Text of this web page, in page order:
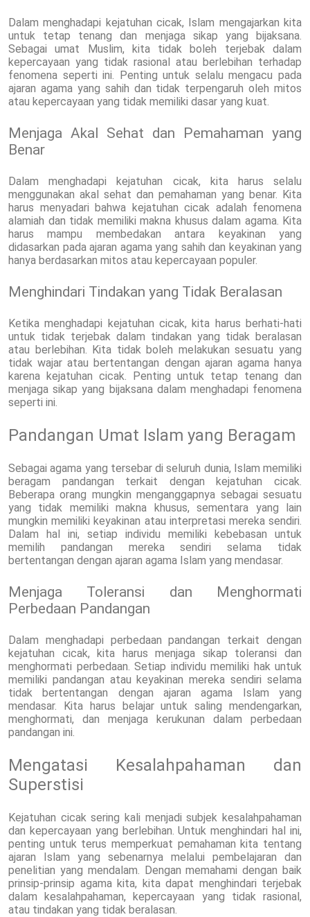
Dalam menghadapi kejatuhan cicak, Islam mengajarkan kita
untuk tetap tenang dan menjaga sikap yang bijaksana.
Sebagai umat Muslim, kita tidak boleh terjebak dalam
kepercayaan yang tidak rasional atau berlebihan terhadap
fenomena seperti ini. Penting untuk selalu mengacu pada
ajaran agama yang sahih dan tidak terpengaruh oleh mitos
atau kepercayaan yang tidak memiliki dasar yang kuat.
Menjaga Akal Sehat dan Pemahaman yang
Benar
Dalam menghadapi kejatuhan cicak, kita harus selalu
menggunakan akal sehat dan pemahaman yang benar. Kita
harus menyadari bahwa kejatuhan cicak adalah fenomena
alamiah dan tidak memiliki makna khusus dalam agama. Kita
harus mampu membedakan antara keyakinan yang
didasarkan pada ajaran agama yang sahih dan keyakinan yang
hanya berdasarkan mitos atau kepercayaan populer.
Menghindari Tindakan yang Tidak Beralasan
Ketika menghadapi kejatuhan cicak, kita harus berhati-hati
untuk tidak terjebak dalam tindakan yang tidak beralasan
atau berlebihan. Kita tidak boleh melakukan sesuatu yang
tidak wajar atau bertentangan dengan ajaran agama hanya
karena kejatuhan cicak. Penting untuk tetap tenang dan
menjaga sikap yang bijaksana dalam menghadapi fenomena
seperti ini.
Pandangan Umat Islam yang Beragam
Sebagai agama yang tersebar di seluruh dunia, Islam memiliki
beragam pandangan terkait dengan kejatuhan cicak.
Beberapa orang mungkin menganggapnya sebagai sesuatu
yang tidak memiliki makna khusus, sementara yang lain
mungkin memiliki keyakinan atau interpretasi mereka sendiri.
Dalam hal ini, setiap individu memiliki kebebasan untuk
memilih pandangan mereka sendiri selama tidak
bertentangan dengan ajaran agama Islam yang mendasar.
Menjaga Toleransi dan Menghormati
Perbedaan Pandangan
Dalam menghadapi perbedaan pandangan terkait dengan
kejatuhan cicak, kita harus menjaga sikap toleransi dan
menghormati perbedaan. Setiap individu memiliki hak untuk
memiliki pandangan atau keyakinan mereka sendiri selama
tidak bertentangan dengan ajaran agama Islam yang
mendasar. Kita harus belajar untuk saling mendengarkan,
menghormati, dan menjaga kerukunan dalam perbedaan
pandangan ini.
Mengatasi Kesalahpahaman dan
Superstisi
Kejatuhan cicak sering kali menjadi subjek kesalahpahaman
dan kepercayaan yang berlebihan. Untuk menghindari hal ini,
penting untuk terus memperkuat pemahaman kita tentang
ajaran Islam yang sebenarnya melalui pembelajaran dan
penelitian yang mendalam. Dengan memahami dengan baik
prinsip-prinsip agama kita, kita dapat menghindari terjebak
dalam kesalahpahaman, kepercayaan yang tidak rasional,
atau tindakan yang tidak beralasan.